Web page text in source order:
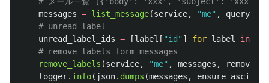
messages = list_message(service, "me" , query
unread_label_ids = [label [ "id " ] for label in
remove_labels (service, "me" , messages ,
logger. info( json. dumps (messages , ensure_ascii